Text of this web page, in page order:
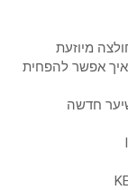
אפשר להפחית
חדשה